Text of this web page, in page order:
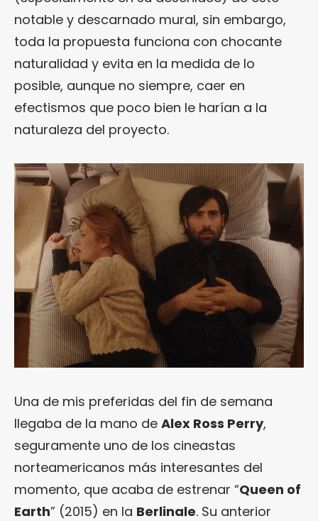
notable y descarnado mural, sin embargo,
toda la propuesta funciona con chocante
naturalidad y evita en la medida de lo
posible, aunque no siempre, caer en
efectismos que poco bien le harían a la
naturaleza del proyecto.
Una de mis preferidas del fin de semana
llegaba de la mano de Alex Ross Perry,
seguramente uno de los cineastas
norteamericanos más interesantes del
momento, que acaba de estrenar “Queen of
Earth” (2015) en la Berlinale. Su anterior